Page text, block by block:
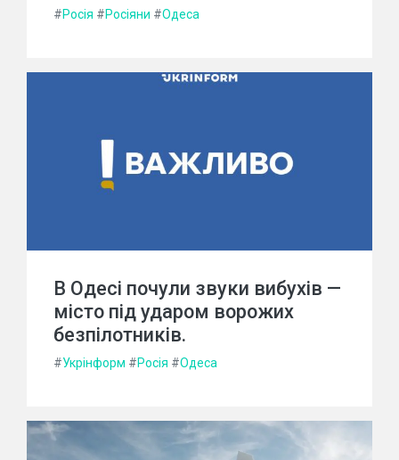
#Росія #Росіяни #Одеса
В Одесі почули звуки вибухів —
місто під ударом ворожих
безпілотників.
#Укрінформ #Росія #Одеса